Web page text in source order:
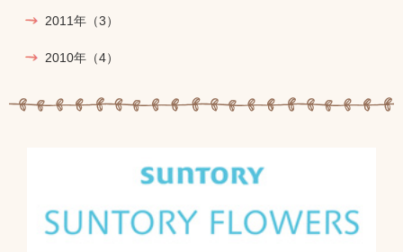
2011年 （3）
2010年 （4）